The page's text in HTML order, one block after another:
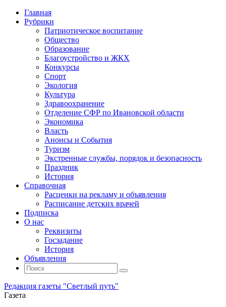
Главная
Рубрики
Патриотическое воспитание
Общество
Образование
Благоустройство и ЖКХ
Конкурсы
Спорт
Экология
Культура
Здравоохранение
Отделение СФР по Ивановской области
Экономика
Власть
Анонсы и События
Туризм
Экстренные службы, порядок и безопасность
Праздник
История
Справочная
Расценки на рекламу и объявления
Расписание детских врачей
Подписка
О нас
Реквизиты
Госзадание
История
Объявления
Поиск
Искать:
Поиск
Редакция газеты "Светлый путь"
Газета